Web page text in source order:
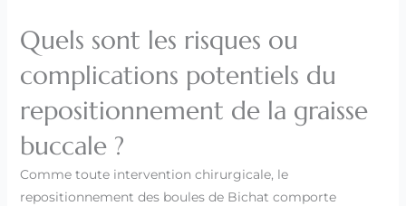
Quels sont les risques ou
complications potentiels du
repositionnement de la graisse
buccale ?
Comme toute intervention chirurgicale, le
repositionnement des boules de Bichat comporte